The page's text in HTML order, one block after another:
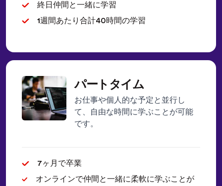
終日仲間と一緒に学習
1週間あたり合計40時間の学習
パートタイム
お仕事や個人的な予定と並行し
て、自由な時間に学ぶことが可能
です。
7ヶ月で卒業
オンラインで仲間と一緒に柔軟に学ぶことが